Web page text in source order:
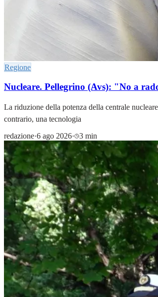
Regione
Nucleare. Pellegrino (Avs): "No a
La riduzione della potenza della centrale
contrario, una tecnologia
redazione·6 ago 2026· 3 min